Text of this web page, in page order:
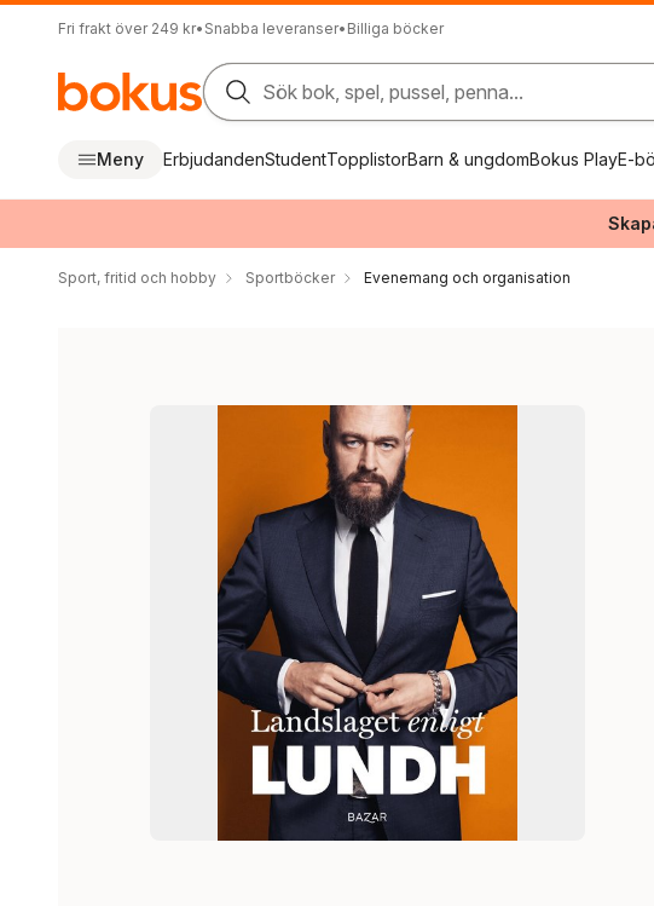
Fri frakt över 249 kr• Snabba leveranser• Billiga böcker
Sök bok, spel, pussel, penna...
Meny ErbjudandenStudentTopplistorBarn & ungdomBokus PlayE-
Sport, fritid och hobby Sportböcker Evenemang och organisation